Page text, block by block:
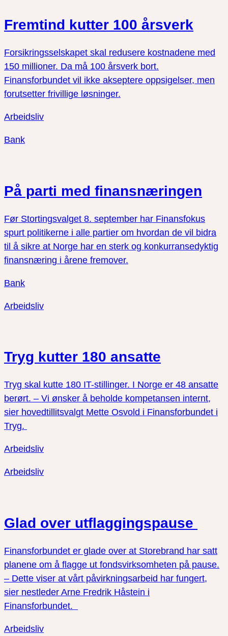
Fremtind kutter 100 årsverk
Forsikringsselskapet skal redusere kostnadene med
150 millioner. Da må 100 årsverk bort.
Finansforbundet vil ikke akseptere oppsigelser, men
forutsetter frivillige løsninger.
Arbeidsliv
Bank
På parti med finansnæringen
Før Stortingsvalget 8. september har Finansfokus
spurt politikerne i alle partier om hvordan de vil bidra
til å sikre at Norge har en sterk og konkurransedyktig
finansnæring i årene fremover.
Bank
Arbeidsliv
Tryg kutter 180 ansatte
Tryg skal kutte 180 IT-stillinger. I Norge er 48 ansatte
berørt. – Vi ønsker å beholde kompetansen internt,
sier hovedtillitsvalgt Mette Osvold i Finansforbundet i
Tryg.
Arbeidsliv
Arbeidsliv
Glad over utflaggingspause
Finansforbundet er glade over at Storebrand har satt
planene om å flagge ut fondsvirksomheten på pause.
– Dette viser at vårt påvirkningsarbeid har fungert,
sier nestleder Arne Fredrik Håstein i
Finansforbundet.
Arbeidsliv